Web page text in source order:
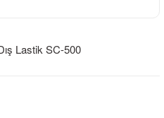
Lastik SC-500